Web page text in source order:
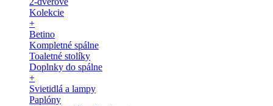
Kolekcie
+
Betino
Kompletné spálne
Toaletné stolíky
Doplnky do spálne
+
Svietidlá a lampy
Paplóny